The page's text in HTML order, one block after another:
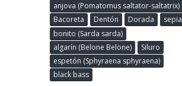
anjova (Pomatomus saltator-saltatrix)
Bacoreta
Dentón Dorada
sepia
bonito (Sarda sarda)
algarín (Belone Belone)
Siluro
espetón (Sphyraena sphyraena)
black bass